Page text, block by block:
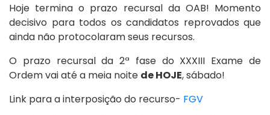
Hoje termina o prazo recursal da OAB! Momento
decisivo para todos os candidatos reprovados que
ainda não protocolaram seus recursos.
O prazo recursal da 2ª fase do XXXIII Exame de
Ordem vai até a meia noite de HOJE, sábado!
Link para a interposição do recurso- FGV